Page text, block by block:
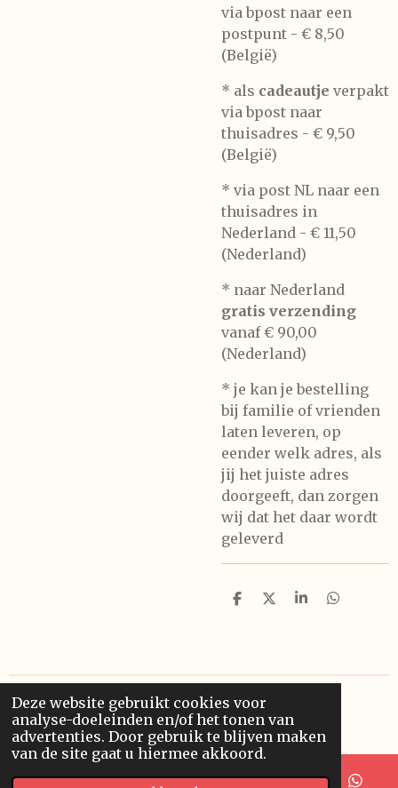
Deze website gebruikt cookies voor
analyse-doeleinden en/of het tonen van
advertenties. Door gebruik te blijven maken
van de site gaat u hiermee akkoord.
via bpost naar een
postpunt - € 8,50
(België)
* als cadeautje verpakt
via bpost naar
thuisadres - € 9,50
(België)
* via post NL naar een
thuisadres in
Nederland - € 11,50
(Nederland)
* naar Nederland
gratis verzending
vanaf € 90,00
(Nederland)
* je kan je bestelling
bij familie of vrienden
laten leveren, op
eender welk adres, als
jij het juiste adres
doorgeeft, dan zorgen
wij dat het daar wordt
geleverd
D
D
S
D
© 2019 - 2026 Kers en Kato
Powered byJouwWeb